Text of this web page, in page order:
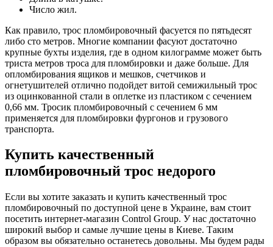
Число жил.
Как правило, трос пломбировочный фасуется по пятьдесят
либо сто метров. Многие компании фасуют достаточно
крупные бухты изделия, где в одном килограмме может быть
триста метров троса для пломбировки и даже больше. Для
опломбирования ящиков и мешков, счетчиков и
огнетушителей отлично подойдет витой семижильный трос
из оцинкованной стали в оплетке из пластиком с сечением
0,66 мм. Тросик пломбировочный с сечением 6 мм
применяется для пломбировки фургонов и грузового
транспорта.
Купить качественный
пломбировочный трос недорого
Если вы хотите заказать и купить качественный трос
пломбировочный по доступной цене в Украине, вам стоит
посетить интернет-магазин Control Group. У нас достаточно
широкий выбор и самые лучшие цены в Киеве. Таким
образом вы обязательно останетесь довольны. Мы будем рады